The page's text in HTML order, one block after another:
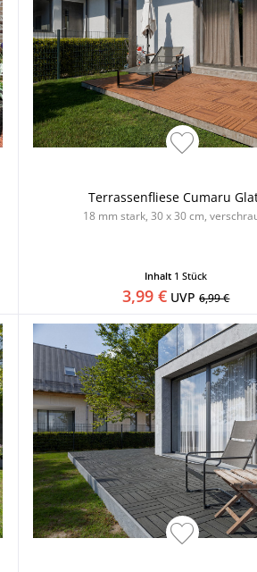
Terrassenfliese Cumaru
18 mm stark, 30 x 30 cm,
Inhalt 1 Stück
3,99 € UVP6,99 €